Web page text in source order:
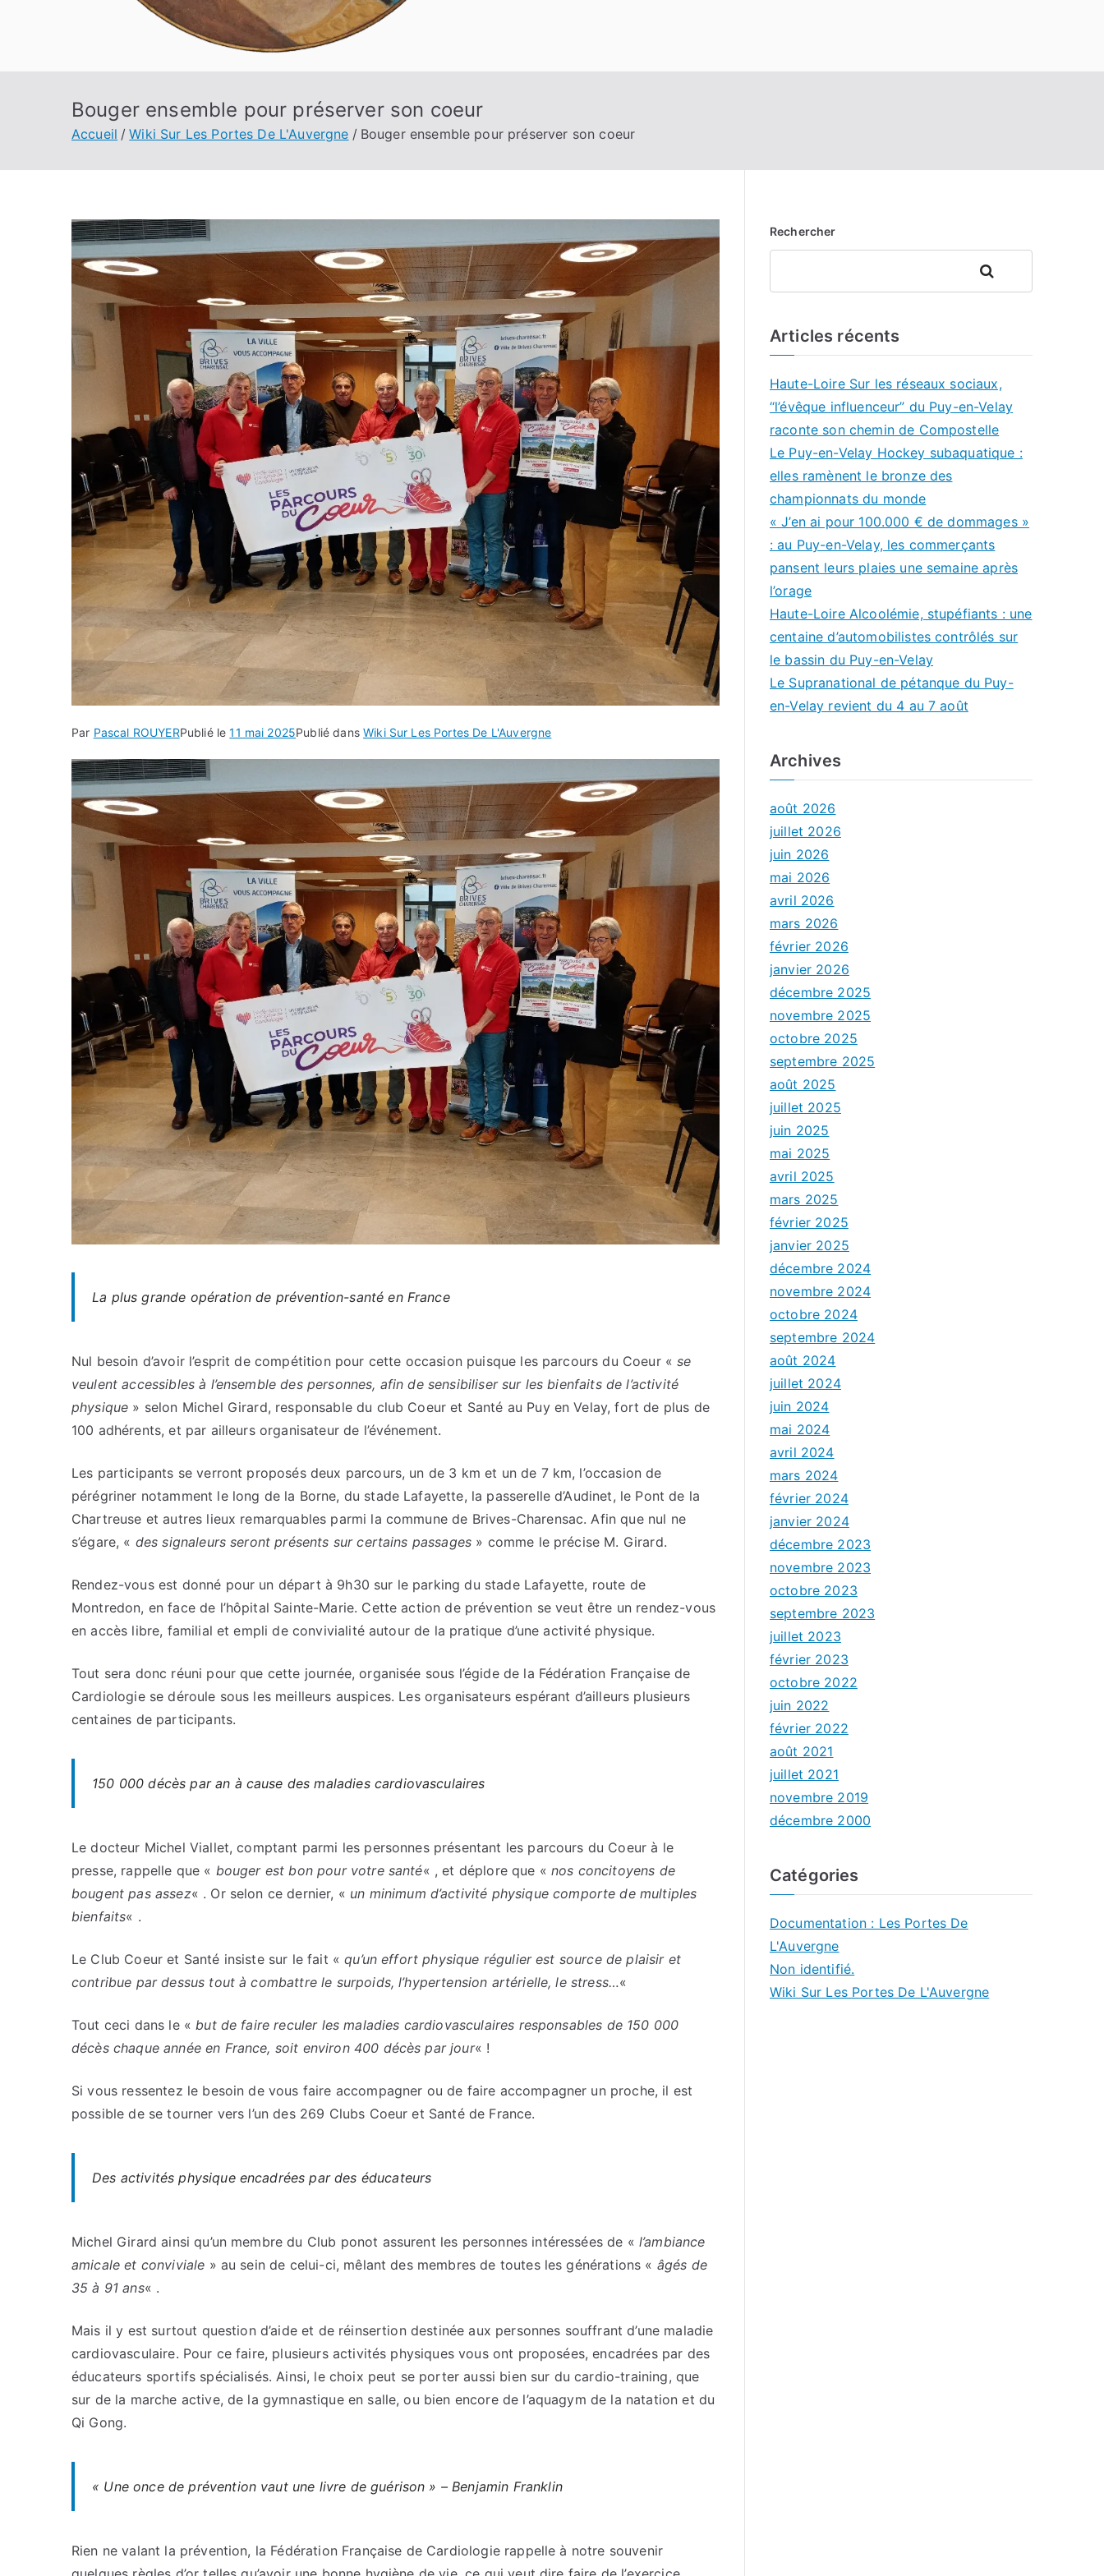
Bouger ensemble pour préserver son coeur
Accueil Wiki Sur Les Portes De L'Auvergne Bouger ensemble pour préserver son coeur
Par Pascal ROUYERPublié le11 mai 2025Publié dansWiki Sur Les Portes De L'Auvergne
La plus grande opération de prévention-santé en France
Nul besoin d’avoir l’esprit de compétition pour cette occasion puisque les parcours du Coeur «se
veulent accessibles à l’ensemble des personnes, afin de sensibiliser sur les bienfaits de l’activité
physique » selon Michel Girard, responsable du club Coeur et Santé au Puy en Velay, fort de plus de
100 adhérents, et par ailleurs organisateur de l’événement.
Les participants se verront proposés deux parcours, un de 3 km et un de 7 km, l’occasion de
pérégriner notamment le long de la Borne, du stade Lafayette, la passerelle d’Audinet, le Pont de la
Chartreuse et autres lieux remarquables parmi la commune de Brives-Charensac. Afin que nul ne
s’égare, « des signaleurs seront présents sur certains passages » comme le précise M. Girard.
Rendez-vous est donné pour un départ à 9h30 sur le parking du stade Lafayette, route de
Montredon, en face de l’hôpital Sainte-Marie. Cette action de prévention se veut être un rendez-vous
en accès libre, familial et empli de convivialité autour de la pratique d’une activité physique.
Tout sera donc réuni pour que cette journée, organisée sous l’égide de la Fédération Française de
Cardiologie se déroule sous les meilleurs auspices. Les organisateurs espérant d’ailleurs plusieurs
centaines de participants.
150 000 décès par an à cause des maladies cardiovasculaires
Le docteur Michel Viallet, comptant parmi les personnes présentant les parcours du Coeur à le
presse, rappelle que « bouger est bon pour votre santé« , et déplore que «nos concitoyens de
bougent pas assez« . Or selon ce dernier, « un minimum d’activité physique comporte de multiples
bienfaits« .
Le Club Coeur et Santé insiste sur le fait «qu’un effort physique régulier est source de plaisir et
contribue par dessus tout à combattre le surpoids, l’hypertension artérielle, le stress…«
Tout ceci dans le «but de faire reculer les maladies cardiovasculaires responsables de 150 000
décès chaque année en France, soit environ 400 décès par jour« !
Si vous ressentez le besoin de vous faire accompagner ou de faire accompagner un proche, il est
possible de se tourner vers l’un des 269 Clubs Coeur et Santé de France.
Des activités physique encadrées par des éducateurs
Michel Girard ainsi qu’un membre du Club ponot assurent les personnes intéressées de « l’ambiance
amicale et conviviale » au sein de celui-ci, mêlant des membres de toutes les générations « âgés de
35 à 91 ans« .
Mais il y est surtout question d’aide et de réinsertion destinée aux personnes souffrant d’une maladie
cardiovasculaire. Pour ce faire, plusieurs activités physiques vous ont proposées, encadrées par des
éducateurs sportifs spécialisés. Ainsi, le choix peut se porter aussi bien sur du cardio-training, que
sur de la marche active, de la gymnastique en salle, ou bien encore de l’aquagym de la natation et du
Qi Gong.
« Une once de prévention vaut une livre de guérison » – Benjamin Franklin
Rien ne valant la prévention, la Fédération Française de Cardiologie rappelle à notre souvenir
Rechercher
Rechercher
Articles récents
Haute-Loire Sur les réseaux sociaux,
“l’évêque influenceur” du Puy-en-Velay
raconte son chemin de Compostelle
Le Puy-en-Velay Hockey subaquatique :
elles ramènent le bronze des
championnats du monde
« J’en ai pour 100.000 € de dommages »
: au Puy-en-Velay, les commerçants
pansent leurs plaies une semaine après
l’orage
Haute-Loire Alcoolémie, stupéfiants : une
centaine d’automobilistes contrôlés sur
le bassin du Puy-en-Velay
Le Supranational de pétanque du Puy-
en-Velay revient du 4 au 7 août
Archives
août 2026
juillet 2026
juin 2026
mai 2026
avril 2026
mars 2026
février 2026
janvier 2026
décembre 2025
novembre 2025
octobre 2025
septembre 2025
août 2025
juillet 2025
juin 2025
mai 2025
avril 2025
mars 2025
février 2025
janvier 2025
décembre 2024
novembre 2024
octobre 2024
septembre 2024
août 2024
juillet 2024
juin 2024
mai 2024
avril 2024
mars 2024
février 2024
janvier 2024
décembre 2023
novembre 2023
octobre 2023
septembre 2023
juillet 2023
février 2023
octobre 2022
juin 2022
février 2022
août 2021
juillet 2021
novembre 2019
décembre 2000
Catégories
Documentation : Les Portes De
L'Auvergne
Non identifié.
Wiki Sur Les Portes De L'Auvergne